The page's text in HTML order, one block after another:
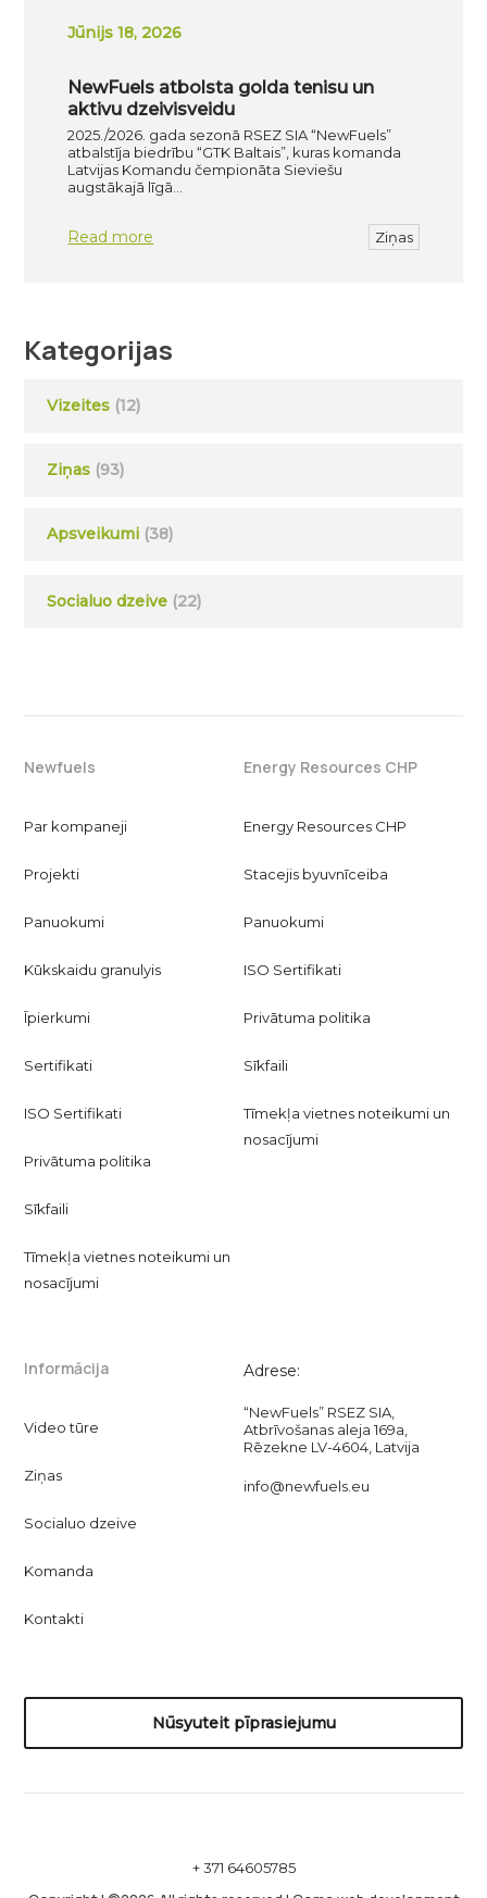
Jūnijs 18, 2026
NewFuels atbolsta golda tenisu un
aktivu dzeivisveidu
2025./2026. gada sezonā RSEZ SIA “NewFuels”
atbalstīja biedrību “GTK Baltais”, kuras komanda
Latvijas Komandu čempionāta Sieviešu
augstākajā līgā…
Read more Ziņas
Kategorijas
Vizeites (12)
Ziņas (93)
Apsveikumi (38)
Socialuo dzeive (22)
Newfuels
Par kompaneji
Projekti
Panuokumi
Kūkskaidu granulyis
Īpierkumi
Sertifikati
ISO Sertifikati
Privātuma politika
Sīkfaili
Tīmekļa vietnes noteikumi un
nosacījumi
Energy Resources CHP
Energy Resources CHP
Stacejis byuvnīceiba
Panuokumi
ISO Sertifikati
Privātuma politika
Sīkfaili
Tīmekļa vietnes noteikumi un
nosacījumi
Informācija
Video tūre
Ziņas
Socialuo dzeive
Komanda
Kontakti
Adrese:
“NewFuels” RSEZ SIA,
Atbrīvošanas aleja 169a,
Rēzekne LV-4604, Latvija
info@newfuels.eu
Nūsyuteit pīprasiejumu
+ 371 64605785